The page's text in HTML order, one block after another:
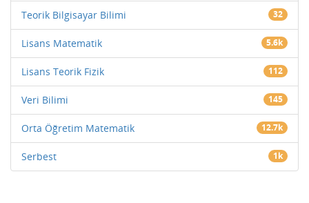
Teorik Bilgisayar Bilimi 32
Lisans Matematik 5.6k
Lisans Teorik Fizik 112
Veri Bilimi 145
Orta Öğretim Matematik 12.7k
Serbest 1k